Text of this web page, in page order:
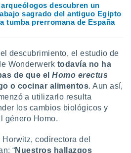
descubren un
sagrado del antiguo Egipto
tumba prerromana de España
descubrimiento, el estudio de
Wonderwerk todavía no ha
de que elHomo erectus
o cocinar alimentos. Aun así,
a utilizarlo resulta
los cambios biológicos y
género Homo.
codirectora del
“Nuestros hallazgos